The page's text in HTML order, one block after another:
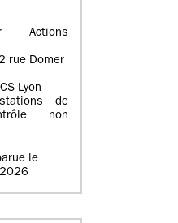
Actions
rue Domer
Lyon
de
non
le